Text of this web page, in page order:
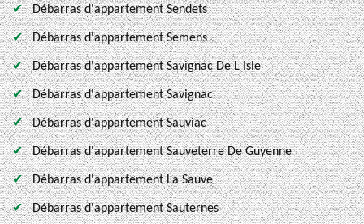
Débarras d'appartement Sendets
Débarras d'appartement Semens
Débarras d'appartement Savignac De L Isle
Débarras d'appartement Savignac
Débarras d'appartement Sauviac
Débarras d'appartement Sauveterre De Guyenne
Débarras d'appartement La Sauve
Débarras d'appartement Sauternes